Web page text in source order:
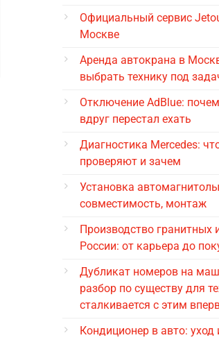
Официальный сервис
Москве
Аренда автокрана в
выбрать технику под
Отключение AdBlue:
вдруг перестал ехать
Диагностика Mercedes:
проверяют и зачем
Установка
совместимость, монтаж
Производство гранитных
России: от карьера до
Дубликат номеров на
разбор по существу для
сталкивается с этим
Кондиционер в авто: уход